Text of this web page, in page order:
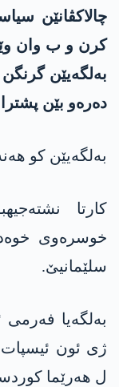
چالاکڤانێن
کرن و ب وان
بەلگەیێن
دەرەو بێن
بەلگەیێن کو
کارتا
خوسرەوی
سلێمانیێ.
بەلگەیا فەرمی
ژی ئون ئیسپات
ل هەرێما